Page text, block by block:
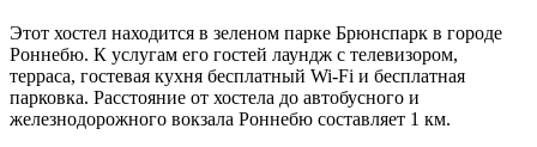
Этот хостел находится в зеленом парке Брюнспарк в городе
Роннебю. К услугам его гостей лаундж с телевизором,
терраса, гостевая кухня бесплатный Wi-Fi и бесплатная
парковка. Расстояние от хостела до автобусного и
железнодорожного вокзала Роннебю составляет 1 км.